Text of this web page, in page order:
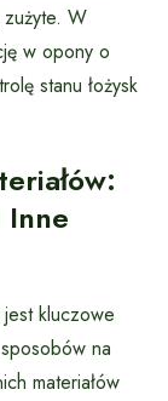
zużyte. W
w opony o
stanu łożysk
Inne
jest kluczowe
na
materiałów